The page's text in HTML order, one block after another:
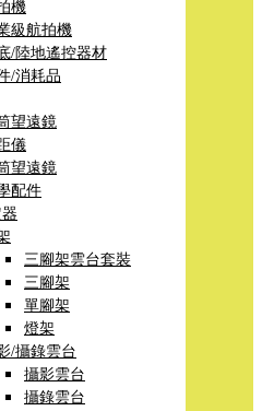
機
級航拍機
/陸地遙控器材
/消耗品
望遠鏡
儀
望遠鏡
配件
三腳架雲台套裝
三腳架
單腳架
燈架
/攝錄雲台
攝影雲台
攝錄雲台